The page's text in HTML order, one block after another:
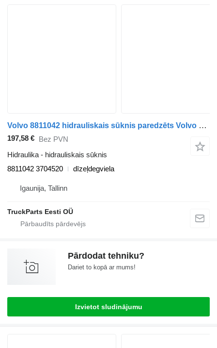
Volvo 8811042 hidrauliskais sūknis paredzēts Volvo FH12, FH16, NH12, FH, VNL780 (1993-2014) vilcēja
197,58 € Bez PVN
Hidraulika - hidrauliskais sūknis
8811042 3704520
dīzeļdegviela
Igaunija, Tallinn
TruckParts Eesti OÜ
Pārdodat tehniku?
Dariet to kopā ar mums!
Izvietot sludinājumu